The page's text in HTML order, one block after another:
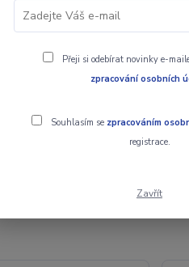
Přeji si odebírat novinky e-
zpracování osobních
Souhlasím se zpracováním
registrace.
Zavřít